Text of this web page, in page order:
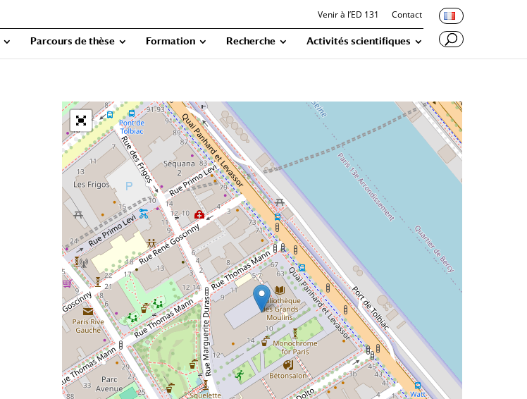
Venir à l’ED 131 Contact
Parcours de thèse Formation Recherche Activités scientifiques